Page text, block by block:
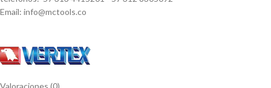
Email: info@mctools.co
Valoraciones (0)